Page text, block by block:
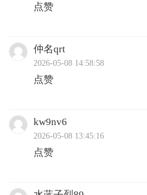
点赞
仲名qrt
2026-05-08 14:58:58
点赞
kw9nv6
2026-05-08 13:45:16
点赞